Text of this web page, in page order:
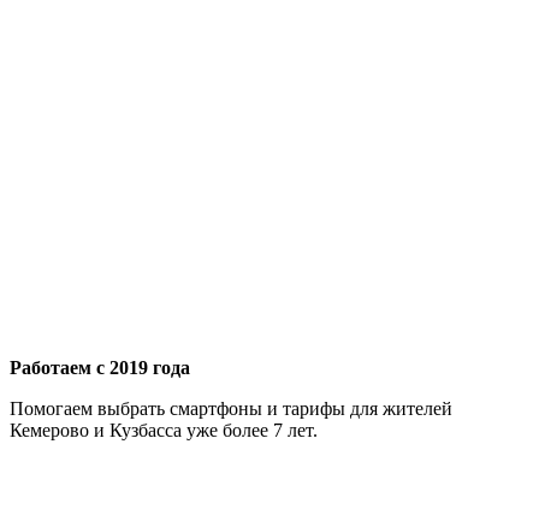
Работаем с 2019 года
Помогаем выбрать смартфоны и тарифы для жителей
Кемерово и Кузбасса уже более 7 лет.